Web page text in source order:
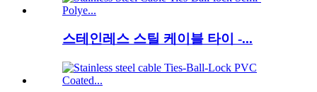
스테인레스 스틸 케이블 타이 -...